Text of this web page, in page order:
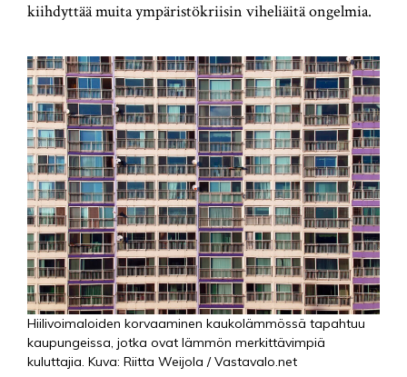
kiihdyttää muita ympäristökriisin viheliäitä ongelmia.
Hiilivoimaloiden korvaaminen kaukolämmössä tapahtuu
kaupungeissa, jotka ovat lämmön merkittävimpiä
kuluttajia. Kuva: Riitta Weijola / Vastavalo.net